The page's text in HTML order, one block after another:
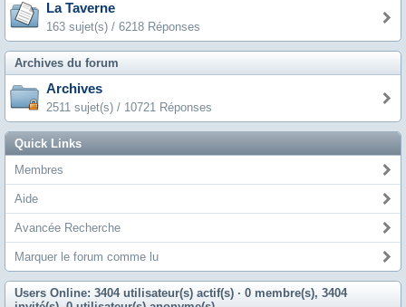
La Taverne
163 sujet(s) / 6218 Réponses
Archives du forum
Archives
2511 sujet(s) / 10721 Réponses
Quick Links
Membres
Aide
Avancée Recherche
Marquer le forum comme lu
Users Online: 3404 utilisateur(s) actif(s) · 0 membre(s), 3404